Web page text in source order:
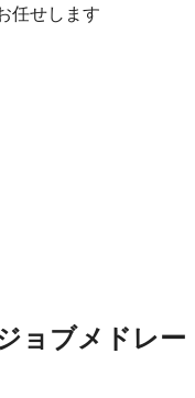
任せします
ョブメドレー